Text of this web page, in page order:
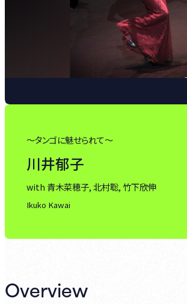
～タンゴに魅せられて～
川井郁子
with 青木菜穂子, 北村聡, 竹下欣伸
Ikuko Kawai
Overview